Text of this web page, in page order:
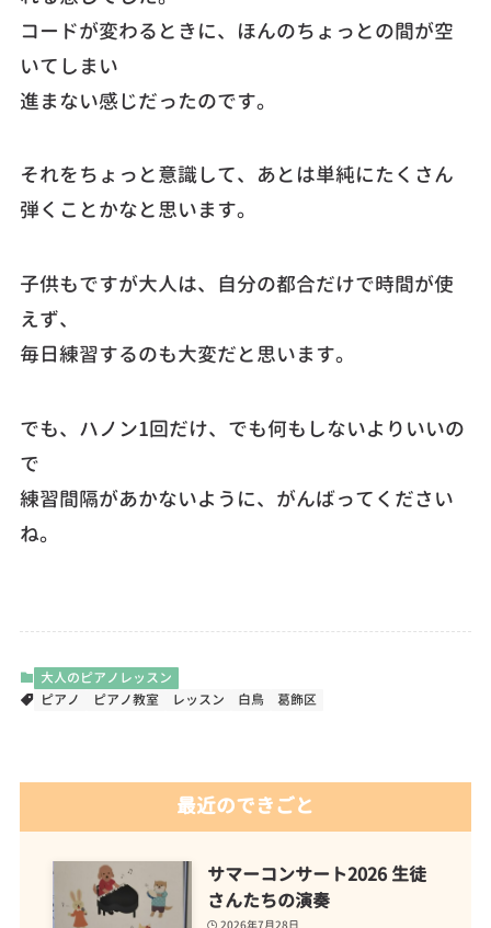
コードが変わるときに、ほんのちょっとの間が空
いてしまい
進まない感じだったのです。
それをちょっと意識して、あとは単純にたくさん
弾くことかなと思います。
子供もですが大人は、自分の都合だけで時間が使
えず、
毎日練習するのも大変だと思います。
でも、ハノン1回だけ、でも何もしないよりいいの
で
練習間隔があかないように、がんばってください
ね。
大人のピアノレッスン
ピアノ
ピアノ教室 レッスン 白鳥 葛飾区
最近のできごと
サマーコンサート2026 生徒
さんたちの演奏